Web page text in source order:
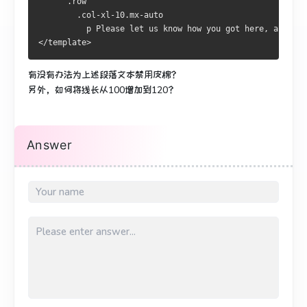
        .col-xl-10.mx-auto
p Please let us know how you got here, and
</template>
有没有办法为上述段落文本禁用皮棉？
另外，如何将线长从100增加到120？
Answer